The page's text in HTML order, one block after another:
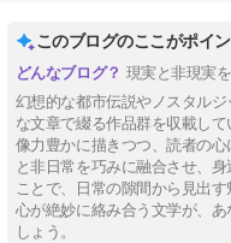
このブログのここがポイ
現実と非現実
幻想的な都市伝説やノスタル
な文章で綴る作品群を収載し
像力豊かに描きつつ、読者の
と非日常を巧みに融合させ、
ことで、日常の隙間から見出
心が絶妙に絡み合う文学が、
しょう。